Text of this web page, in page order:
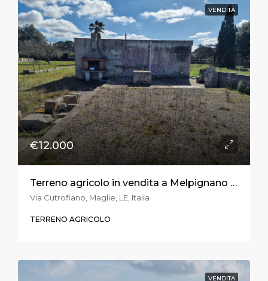
VENDITA
€12.000
Terreno agricolo in vendita a Melpignano in località S. Sidero
Via Cutrofiano, Maglie, LE, Italia
TERRENO AGRICOLO
VENDITA